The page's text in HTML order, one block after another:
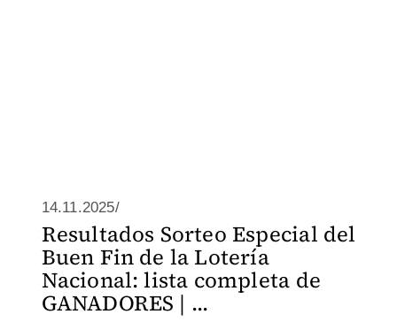
14.11.2025/
Resultados Sorteo Especial del
Buen Fin de la Lotería
Nacional: lista completa de
GANADORES | ...